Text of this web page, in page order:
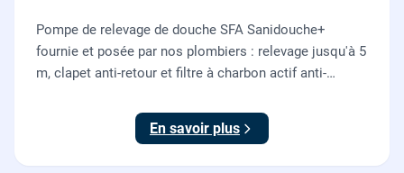
Pompe de relevage de douche SFA Sanidouche+
fournie et posée par nos plombiers : relevage jusqu'à 5
m, clapet anti-retour et filtre à charbon actif anti-
En savoir plus